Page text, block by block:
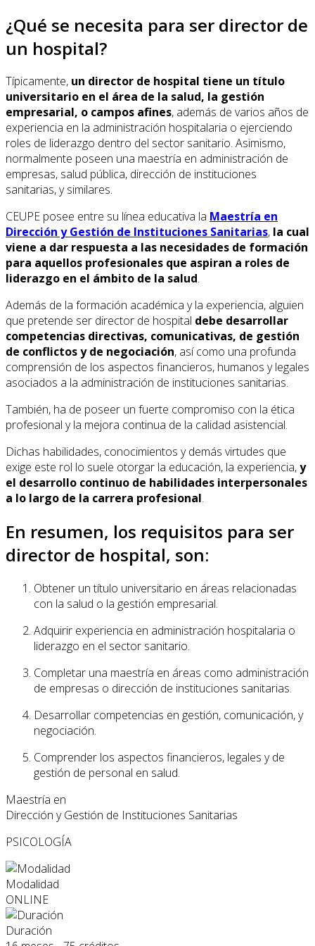
¿Qué se necesita para ser director de
un hospital?
Típicamente, un director de hospital tiene un título
universitario en el área de la salud, la gestión
empresarial, o campos afines, además de varios años de
experiencia en la administración hospitalaria o ejerciendo
roles de liderazgo dentro del sector sanitario. Asimismo,
normalmente poseen una maestría en administración de
empresas, salud pública, dirección de instituciones
sanitarias, y similares.
CEUPE posee entre su línea educativa la Maestría en
Dirección y Gestión de Instituciones Sanitarias, la cual
viene a dar respuesta a las necesidades de formación
para aquellos profesionales que aspiran a roles de
liderazgo en el ámbito de la salud.
Además de la formación académica y la experiencia, alguien
que pretende ser director de hospital debe desarrollar
competencias directivas, comunicativas, de gestión
de conflictos y de negociación, así como una profunda
comprensión de los aspectos financieros, humanos y legales
asociados a la administración de instituciones sanitarias.
También, ha de poseer un fuerte compromiso con la ética
profesional y la mejora continua de la calidad asistencial.
Dichas habilidades, conocimientos y demás virtudes que
exige este rol lo suele otorgar la educación, la experiencia,y
el desarrollo continuo de habilidades interpersonales
a lo largo de la carrera profesional.
En resumen, los requisitos para ser
director de hospital, son:
Obtener un título universitario en áreas relacionadas
con la salud o la gestión empresarial.
Adquirir experiencia en administración hospitalaria o
liderazgo en el sector sanitario.
Completar una maestría en áreas como administración
de empresas o dirección de instituciones sanitarias.
Desarrollar competencias en gestión, comunicación, y
negociación.
Comprender los aspectos financieros, legales y de
gestión de personal en salud.
Maestría en
Dirección y Gestión de Instituciones Sanitarias
PSICOLOGÍA
Modalidad
ONLINE
Duración